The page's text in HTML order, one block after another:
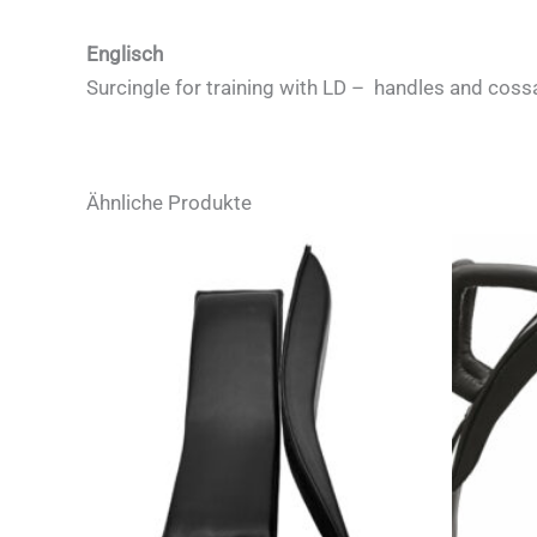
Englisch
Surcingle for training with LD – handles and
Ähnliche Produkte